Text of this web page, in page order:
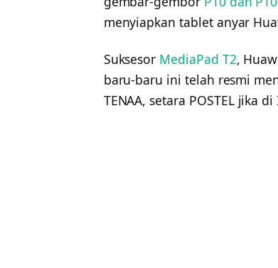
menyiapkan tablet anyar
Suksesor MediaPad T2,
baru-baru ini telah resmi
TENAA, setara POSTEL jika